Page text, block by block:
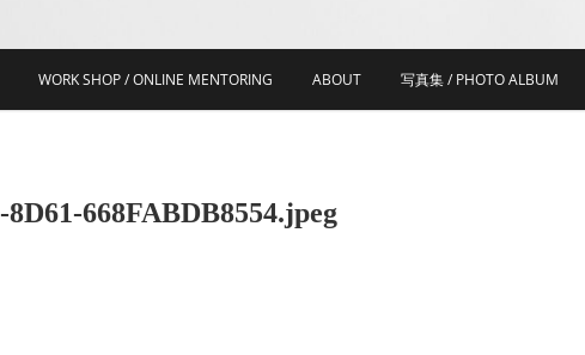
WORK SHOP / ONLINE MENTORING ABOUT 写真集 / PHOTO ALBUM
668FABDB8554.jpeg